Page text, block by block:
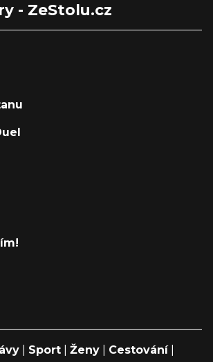
- ZeStolu.cz
Sport Ženy Cestování|